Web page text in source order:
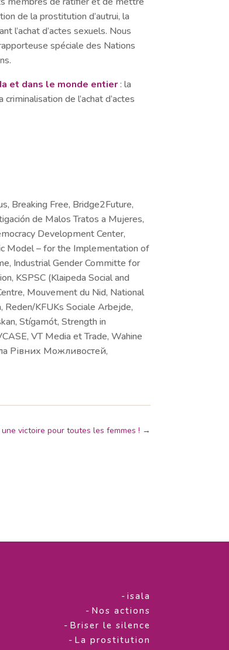
de la prostitution d’autrui, la
l’achat d’actes sexuels. Nous
spéciale des Nations
et dans le monde entier: la
de l’achat d’actes
Breaking Free, Bridge2Future,
de Malos Tratos a Mujeres,
Development Center,
Model – for the Implementation of
Industrial Gender Committe for
KSPSC (Klaipeda Social and
Mouvement du Nid, National
Reden/KFUKs Sociale Arbejde,
Stígamót, Strength in
VT Media et Trade, Wahine
Рівних Можливостей,
victoire pour toutes les femmes ! →
- isala
- Nos actions
- Briser le silence
- La prostitution